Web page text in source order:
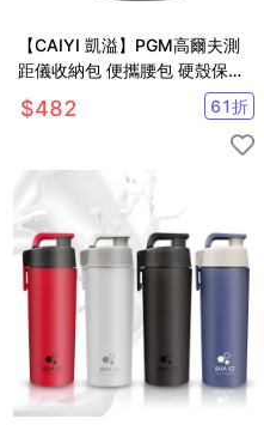
【CAIYI 凱溢】PGM高爾夫測
距儀收納包 便攜腰包 硬殼保護
套
$482 61折